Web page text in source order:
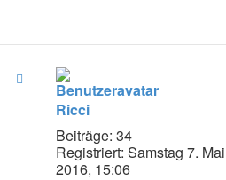
Ricci
Beiträge: 34
Registriert: Samstag 7. Mai
2016, 15:06